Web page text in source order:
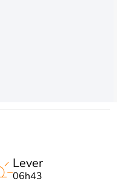
Lever
06h43